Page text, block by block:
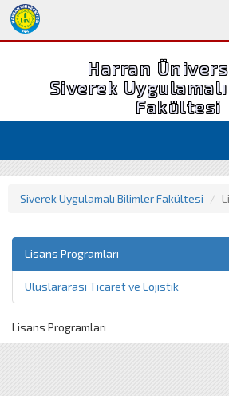
Harran
Siverek
Fakültesi
Siverek Uygulamalı Bilimler Fakültesi
Lisans Programları
Uluslararası Ticaret ve Lojistik
Lisans Programları